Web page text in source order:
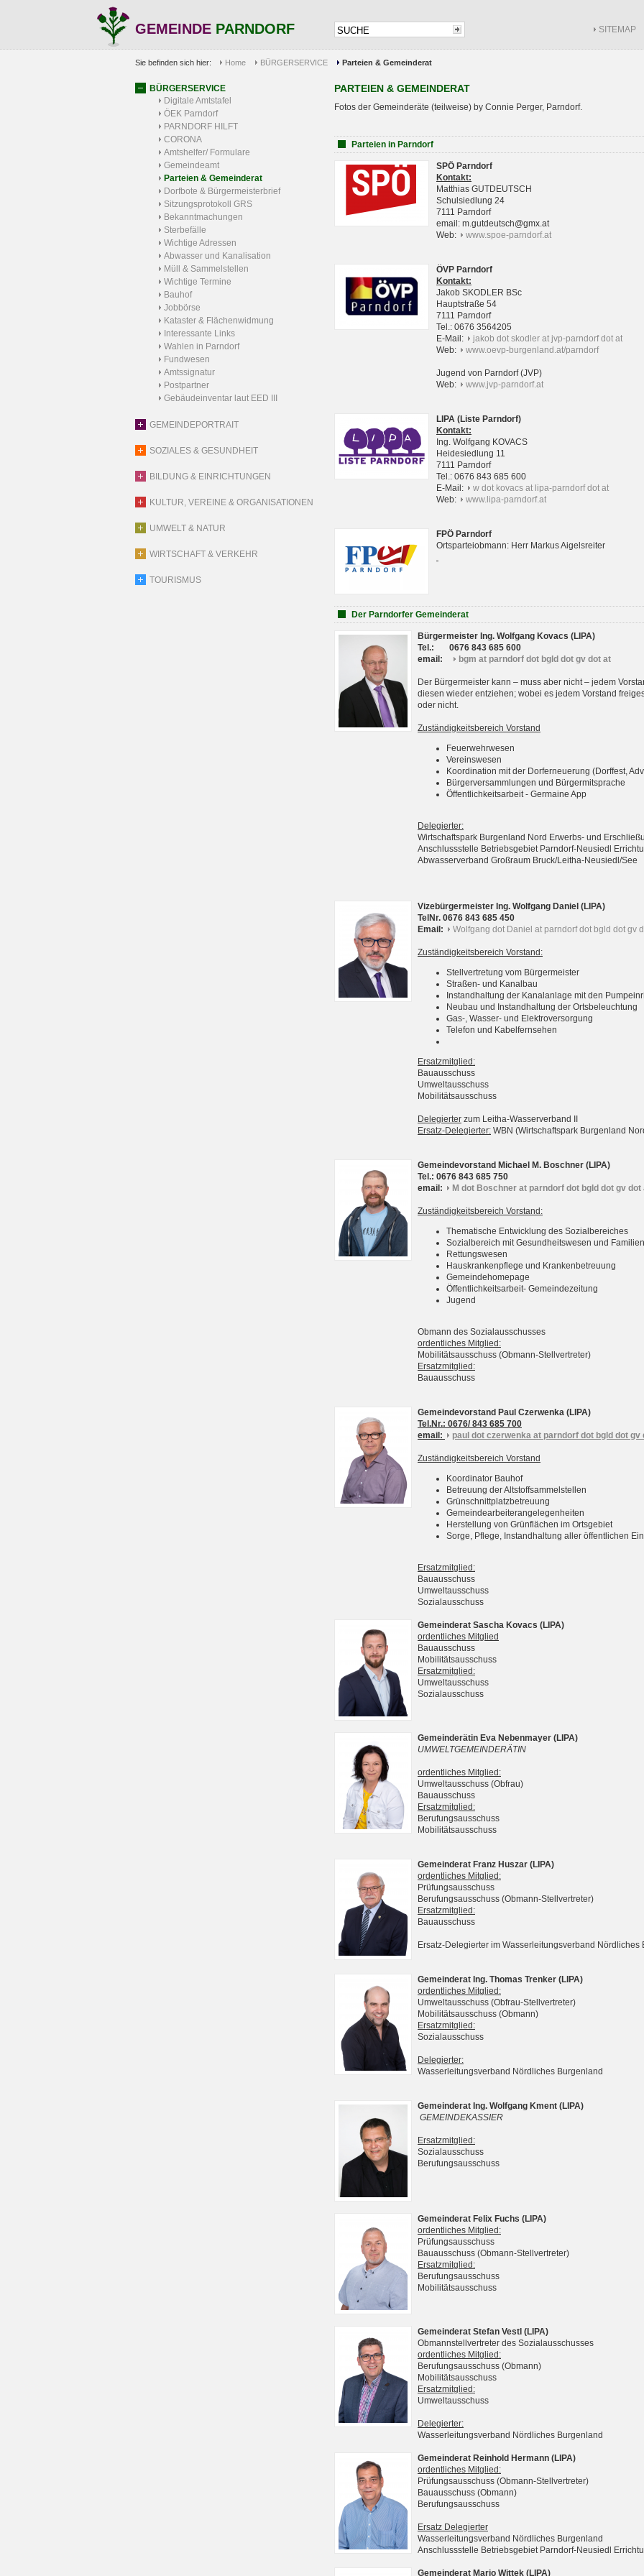
GEMEINDE PARNDORF SITEMAP
Sie befinden sich hier: Home BÜRGERSERVICE Parteien & Gemeinderat
BÜRGERSERVICE
Digitale Amtstafel
ÖEK Parndorf
PARNDORF HILFT
CORONA
Amtshelfer/ Formulare
Gemeindeamt
Parteien & Gemeinderat
Dorfbote & Bürgermeisterbrief
Sitzungsprotokoll GRS
Bekanntmachungen
Sterbefälle
Wichtige Adressen
Abwasser und Kanalisation
Müll & Sammelstellen
Wichtige Termine
Bauhof
Jobbörse
Kataster & Flächenwidmung
Interessante Links
Wahlen in Parndorf
Fundwesen
Amtssignatur
Postpartner
Gebäudeinventar laut EED III
GEMEINDEPORTRAIT
SOZIALES & GESUNDHEIT
BILDUNG & EINRICHTUNGEN
KULTUR, VEREINE & ORGANISATIONEN
UMWELT & NATUR
WIRTSCHAFT & VERKEHR
TOURISMUS
PARTEIEN & GEMEINDERAT
Fotos der Gemeinderäte (teilweise) by Connie Perger, Parndorf.
Parteien in Parndorf
SPÖ Parndorf
Kontakt:
Matthias GUTDEUTSCH
Schulsiedlung 24
7111 Parndorf
email: m.gutdeutsch@gmx.at
Web:
www.spoe-parndorf.at
ÖVP Parndorf
Kontakt:
Jakob SKODLER BSc
Hauptstraße 54
7111 Parndorf
Tel.: 0676 3564205
E-Mail:
jakob dot skodler at jvp-parndorf dot at
Web:
www.oevp-burgenland.at/parndorf
Jugend von Parndorf (JVP)
Web:
www.jvp-parndorf.at
LIPA (Liste Parndorf)
Kontakt:
Ing. Wolfgang KOVACS
Heidesiedlung 11
7111 Parndorf
Tel.: 0676 843 685 600
E-Mail:
w dot kovacs at lipa-parndorf dot at
Web:
www.lipa-parndorf.at
FPÖ Parndorf
Ortsparteiobmann: Herr Markus Aigelsreiter
Der Parndorfer Gemeinderat
Bürgermeister Ing. Wolfgang Kovacs (LIPA)
Tel.: 0676 843 685 600
email:
bgm at parndorf dot bgld dot gv dot at
Der Bürgermeister kann – muss aber nicht – jedem
diesen wieder entziehen; wobei es jedem Vorstand
oder nicht.
Zuständigkeitsbereich Vorstand
Feuerwehrwesen
Vereinswesen
Koordination mit der Dorferneuerung (Dorffest,
Bürgerversammlungen und Bürgermitsprache
Öffentlichkeitsarbeit - Germaine App
Delegierter:
Wirtschaftspark Burgenland Nord Erwerbs- und
Anschlussstelle Betriebsgebiet Parndorf-Neusiedl
Abwasserverband Großraum Bruck/Leitha-Neusiedl/See
Vizebürgermeister Ing. Wolfgang Daniel (LIPA)
TelNr. 0676 843 685 450
Email:
Wolfgang dot Daniel at parndorf dot bgld dot gv
Zuständigkeitsbereich Vorstand:
Stellvertretung vom Bürgermeister
Straßen- und Kanalbau
Instandhaltung der Kanalanlage mit den
Neubau und Instandhaltung der Ortsbeleuchtung
Gas-, Wasser- und Elektroversorgung
Telefon und Kabelfernsehen
Ersatzmitglied:
Bauausschuss
Umweltausschuss
Mobilitätsausschuss
Delegierter zum Leitha-Wasserverband II
Ersatz-Delegierter: WBN (Wirtschaftspark Burgenland
Gemeindevorstand Michael M. Boschner (LIPA)
Tel.: 0676 843 685 750
email:
M dot Boschner at parndorf dot bgld dot gv dot
Zuständigkeitsbereich Vorstand:
Thematische Entwicklung des Sozialbereiches
Sozialbereich mit Gesundheitswesen und
Rettungswesen
Hauskrankenpflege und Krankenbetreuung
Gemeindehomepage
Öffentlichkeitsarbeit- Gemeindezeitung
Jugend
Obmann des Sozialausschusses
ordentliches Mitglied:
Mobilitätsausschuss (Obmann-Stellvertreter)
Ersatzmitglied:
Bauausschuss
Gemeindevorstand Paul Czerwenka (LIPA)
Tel.Nr.: 0676/ 843 685 700
email:
paul dot czerwenka at parndorf dot bgld dot gv
Zuständigkeitsbereich Vorstand
Koordinator Bauhof
Betreuung der Altstoffsammelstellen
Grünschnittplatzbetreuung
Gemeindearbeiterangelegenheiten
Herstellung von Grünflächen im Ortsgebiet
Sorge, Pflege, Instandhaltung aller öffentlichen
Ersatzmitglied:
Bauausschuss
Umweltausschuss
Sozialausschuss
Gemeinderat Sascha Kovacs (LIPA)
ordentliches Mitglied
Bauausschuss
Mobilitätsausschuss
Ersatzmitglied:
Umweltausschuss
Sozialausschuss
Gemeinderätin Eva Nebenmayer (LIPA)
UMWELTGEMEINDERÄTIN
ordentliches Mitglied:
Umweltausschuss (Obfrau)
Bauausschuss
Ersatzmitglied:
Berufungsausschuss
Mobilitätsausschuss
Gemeinderat Franz Huszar (LIPA)
ordentliches Mitglied:
Prüfungsausschuss
Berufungsausschuss (Obmann-Stellvertreter)
Ersatzmitglied:
Bauausschuss
Ersatz-Delegierter im Wasserleitungsverband Nördliches
Gemeinderat Ing. Thomas Trenker (LIPA)
ordentliches Mitglied:
Umweltausschuss (Obfrau-Stellvertreter)
Mobilitätsausschuss (Obmann)
Ersatzmitglied:
Sozialausschuss
Delegierter:
Wasserleitungsverband Nördliches Burgenland
Gemeinderat Ing. Wolfgang Kment (LIPA)
GEMEINDEKASSIER
Ersatzmitglied:
Sozialausschuss
Berufungsausschuss
Gemeinderat Felix Fuchs (LIPA)
ordentliches Mitglied:
Prüfungsausschuss
Bauausschuss (Obmann-Stellvertreter)
Ersatzmitglied:
Berufungsausschuss
Mobilitätsausschuss
Gemeinderat Stefan Vestl (LIPA)
Obmannstellvertreter des Sozialausschusses
ordentliches Mitglied:
Berufungsausschuss (Obmann)
Mobilitätsausschuss
Ersatzmitglied:
Umweltausschuss
Delegierter:
Wasserleitungsverband Nördliches Burgenland
Gemeinderat Reinhold Hermann (LIPA)
ordentliches Mitglied:
Prüfungsausschuss (Obmann-Stellvertreter)
Bauausschuss (Obmann)
Berufungsausschuss
Ersatz Delegierter
Wasserleitungsverband Nördliches Burgenland
Anschlussstelle Betriebsgebiet Parndorf-Neusiedl
Gemeinderat Mario Wittek (LIPA)